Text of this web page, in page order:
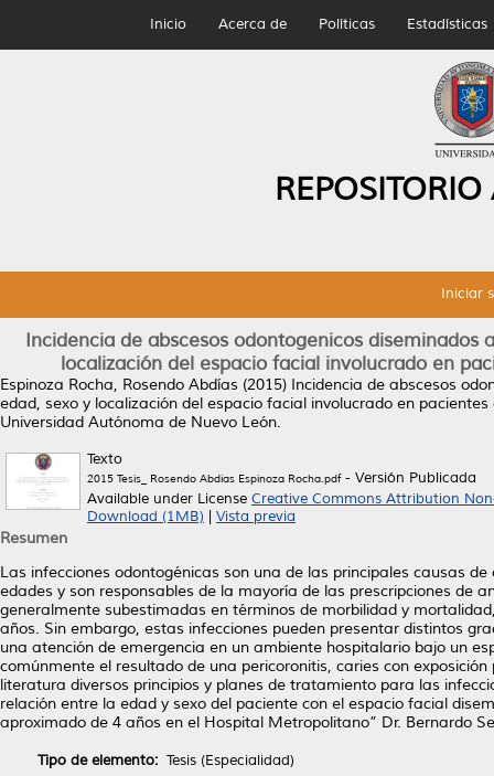
Inicio Acerca de Políticas Estadísticas
Iniciar
Incidencia de abscesos odontogenicos diseminados
localización del espacio facial involucrado en
Espinoza Rocha, Rosendo Abdías (2015) Incidencia de abscesos
edad, sexo y localización del espacio facial involucrado en
Universidad Autónoma de Nuevo León.
Texto
2015 Tesis_ Rosendo Abdias Espinoza Rocha.pdf- Versión Publicada
Available under License Creative Commons Attribution
Download (1MB)
Vista previa
Resumen
Las infecciones odontogénicas son una de las principales causas
edades y son responsables de la mayoría de las prescripciones de
generalmente subestimadas en términos de morbilidad y
años. Sin embargo, estas infecciones pueden presentar distintos
una atención de emergencia en un ambiente hospitalario bajo un
comúnmente el resultado de una pericoronitis, caries con
literatura diversos principios y planes de tratamiento para las
relación entre la edad y sexo del paciente con el espacio facial
aproximado de 4 años en el Hospital Metropolitano” Dr. Bernardo
Tipo de elemento: Tesis (Especialidad)